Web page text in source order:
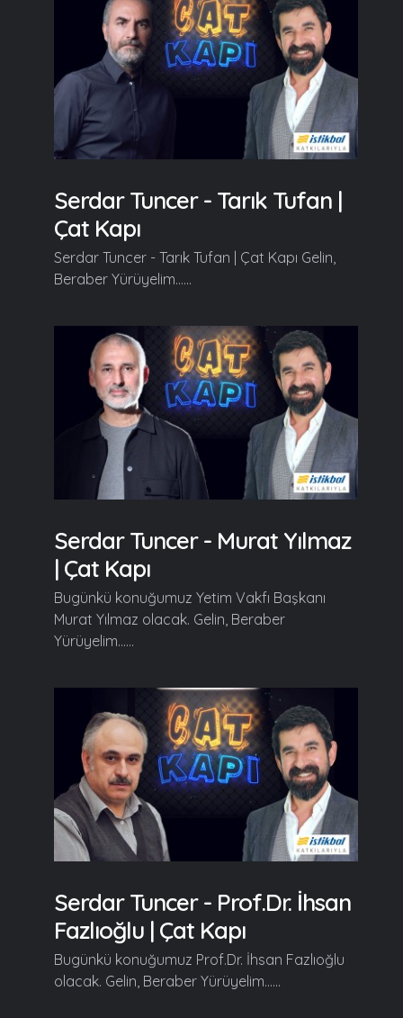
Serdar Tuncer - Tarık Tufan |
Çat Kapı
Serdar Tuncer - Tarık Tufan | Çat Kapı Gelin,
Beraber Yürüyelim......
Serdar Tuncer - Murat Yılmaz
| Çat Kapı
Bugünkü konuğumuz Yetim Vakfı Başkanı
Murat Yılmaz olacak. Gelin, Beraber
Yürüyelim......
Serdar Tuncer - Prof.Dr. İhsan
Fazlıoğlu | Çat Kapı
Bugünkü konuğumuz Prof.Dr. İhsan Fazlıoğlu
olacak. Gelin, Beraber Yürüyelim......